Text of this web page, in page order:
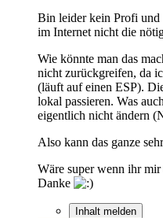
Bin leider kein Profi und
im Internet nicht die
Wie könnte man das
nicht zurückgreifen, da
(läuft auf einen ESP).
lokal passieren. Was
eigentlich nicht ändern
Also kann das ganze
Wäre super wenn ihr
Danke
Inhalt melden